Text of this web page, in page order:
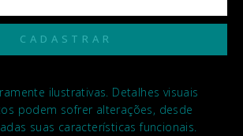
CADASTRAR
ilustrativas. Detalhes visuais
podem sofrer alterações, desde
suas características funcionais.